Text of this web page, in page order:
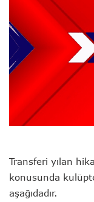
Transferi yılan
konusunda
aşağıdadır.